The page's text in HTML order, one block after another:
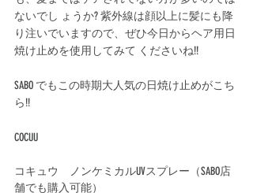
ないでし ょうか? 紫外線は顔以上に髪にも降
り注いでいますので、ぜひ今日からヘア用日
焼け止めを使用してみて くださいね!!
SABO でもこの時期大人気の日焼け止めがこち
ら!!
COCUU
コキュウ　ノンケミカルUVスプレー（SABO店
舗でも購入可能）